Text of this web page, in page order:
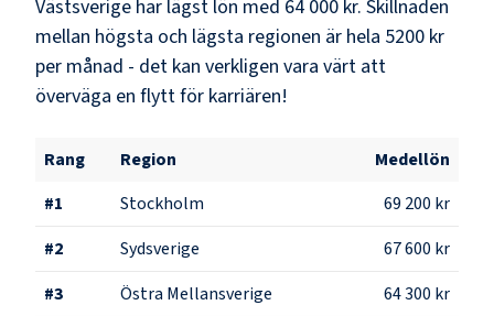
Västsverige har lägst lön med 64 000 kr. Skillnaden
mellan högsta och lägsta regionen är hela 5200 kr
per månad - det kan verkligen vara värt att
överväga en flytt för karriären!
Rang Region
Medellön
#1 Stockholm
69 200 kr
#2 Sydsverige
67 600 kr
#3 Östra Mellansverige
64 300 kr